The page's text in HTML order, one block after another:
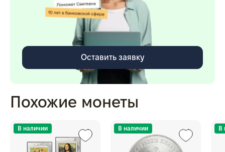
Оставить заявку
Похожие монеты
В наличии В наличии В